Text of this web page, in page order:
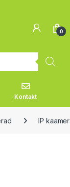
0
Kontakt
IP